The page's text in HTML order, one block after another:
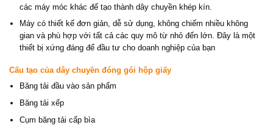
các máy móc khác để tạo thành dây chuyền khép kín.
Máy có thiết kế đơn giản, dễ sử dụng, không chiếm nhiều không
gian và phù hợp với tất cả các quy mô từ nhỏ đến lớn. Đây là một
thiết bị xứng đáng để đầu tư cho doanh nghiệp của bạn
Cấu tạo của dây chuyền đóng gói hộp giấy
Băng tải đầu vào sản phẩm
Băng tải xếp
Cụm băng tải cấp bìa